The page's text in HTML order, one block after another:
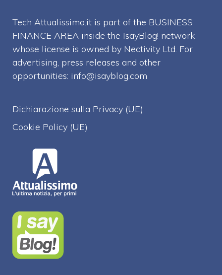
Tech Attualissimo.it is part of the BUSINESS
FINANCE AREA inside the IsayBlog! network
whose license is owned by Nectivity Ltd. For
advertising, press releases and other
opportunities: info@isayblog.com
Dichiarazione sulla Privacy (UE)
Cookie Policy (UE)